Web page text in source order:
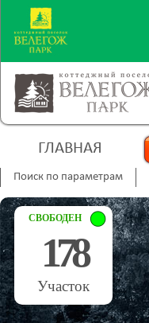
ГЛАВНАЯ
Поиск по параметрам
СВОБОДЕН
178
Участок